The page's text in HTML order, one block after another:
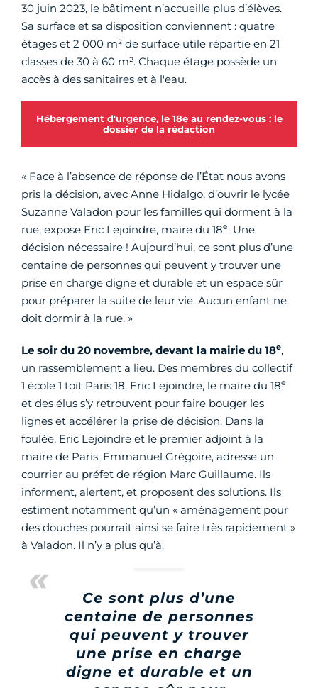
30 juin 2023, le bâtiment n’accueille plus d’élèves.
Sa surface et sa disposition conviennent : quatre
étages et 2 000 m² de surface utile répartie en 21
classes de 30 à 60 m². Chaque étage possède un
accès à des sanitaires et à l'eau.
Hébergement d'urgence, le 18e au rendez-vous : le
dossier de la rédaction
« Face à l’absence de réponse de l’État nous avons
pris la décision, avec Anne Hidalgo, d’ouvrir le lycée
Suzanne Valadon pour les familles qui dorment à la
rue, expose Eric Lejoindre, maire du 18e. Une
décision nécessaire ! Aujourd’hui, ce sont plus d’une
centaine de personnes qui peuvent y trouver une
prise en charge digne et durable et un espace sûr
pour préparer la suite de leur vie. Aucun enfant ne
doit dormir à la rue. »
Le soir du 20 novembre, devant la mairie du 18e,
un rassemblement a lieu. Des membres du collectif
1 école 1 toit Paris 18, Eric Lejoindre, le maire du 18e
et des élus s’y retrouvent pour faire bouger les
lignes et accélérer la prise de décision. Dans la
foulée, Eric Lejoindre et le premier adjoint à la
maire de Paris, Emmanuel Grégoire, adresse un
courrier au préfet de région Marc Guillaume. Ils
informent, alertent, et proposent des solutions. Ils
estiment notamment qu’un « aménagement pour
des douches pourrait ainsi se faire très rapidement »
à Valadon. Il n’y a plus qu’à.
Ce sont plus d’une
centaine de personnes
qui peuvent y trouver
une prise en charge
digne et durable et un